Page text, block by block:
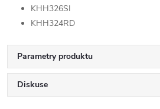
KHH326SI
KHH324RD
Parametry produktu
Diskuse